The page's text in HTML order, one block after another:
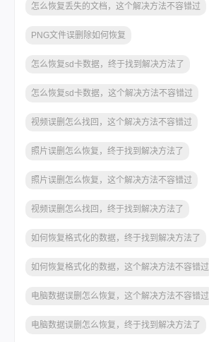
怎么恢复丢失的文档，这个解决方法不容错过
PNG文件误删除如何恢复
怎么恢复sd卡数据，终于找到解决方法了
怎么恢复sd卡数据，这个解决方法不容错过
视频误删怎么找回，这个解决方法不容错过
照片误删怎么恢复，终于找到解决方法了
照片误删怎么恢复，这个解决方法不容错过
视频误删怎么找回，终于找到解决方法了
如何恢复格式化的数据，终于找到解决方法了
如何恢复格式化的数据，这个解决方法不容错过
电脑数据误删怎么恢复，这个解决方法不容错过
电脑数据误删怎么恢复，终于找到解决方法了